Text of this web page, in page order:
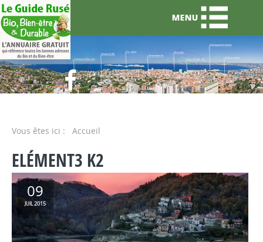
Vous êtes ici : Accueil
ELÉMENT3 K2
09
JUIL 2015